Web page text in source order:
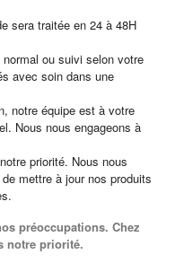
sera traitée en 24 à 48H
ou suivi selon votre
avec soin dans une
notre équipe est à votre
Nous nous engageons à
priorité. Nous nous
mettre à jour nos produits
préoccupations. Chez
notre priorité.